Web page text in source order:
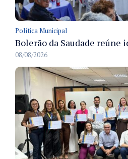
Política Municipal
08/08/2026